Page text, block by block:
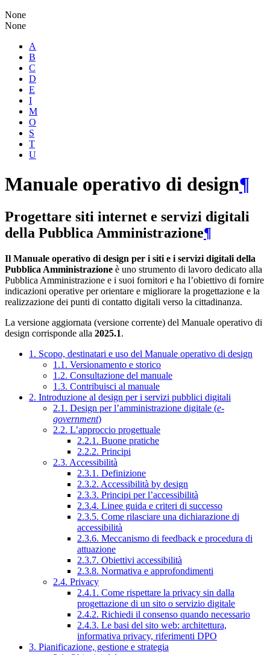
None
None
A
B
C
D
E
I
M
O
S
T
U
Manuale operativo di design¶
Progettare siti internet e servizi digitali
della Pubblica Amministrazione¶
Il Manuale operativo di design per i siti e i servizi digitali della
Pubblica Amministrazione è uno strumento di lavoro dedicato alla
Pubblica Amministrazione e i suoi fornitori e ha l’obiettivo di fornire
indicazioni operative per orientare e migliorare la progettazione e la
realizzazione dei punti di contatto digitali verso la cittadinanza.
La versione aggiornata (versione corrente) del Manuale operativo di
design corrisponde alla 2025.1.
1. Scopo, destinatari e uso del Manuale operativo di design
1.1. Versionamento e storico
1.2. Consultazione del manuale
1.3. Contribuisci al manuale
2. Introduzione al design per i servizi pubblici digitali
2.1. Design per l’amministrazione digitale (e-
government)
2.2. L’approccio progettuale
2.2.1. Buone pratiche
2.2.2. Principi
2.3. Accessibilità
2.3.1. Definizione
2.3.2. Accessibilità by design
2.3.3. Principi per l’accessibilità
2.3.4. Linee guida e criteri di successo
2.3.5. Come rilasciare una dichiarazione di
accessibilità
2.3.6. Meccanismo di feedback e procedura di
attuazione
2.3.7. Obiettivi accessibilità
2.3.8. Normativa e approfondimenti
2.4. Privacy
2.4.1. Come rispettare la privacy sin dalla
progettazione di un sito o servizio digitale
2.4.2. Richiedi il consenso quando necessario
2.4.3. Le basi del sito web: architettura,
informativa privacy, riferimenti DPO
3. Pianificazione, gestione e strategia